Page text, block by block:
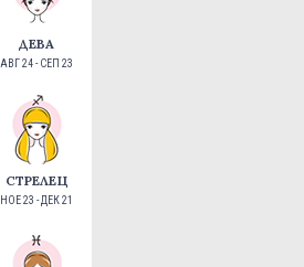
ДЕВА
АВГ 24 - СЕП 23
СТРЕЛЕЦ
НОЕ 23 - ДЕК 21